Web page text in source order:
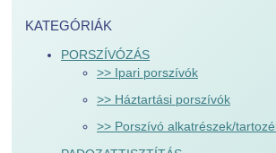
KATEGÓRIÁK
PORSZÍVÓZÁS
>> Ipari porszívók
>> Háztartási porszívók
>> Porszívó alkatrészek/